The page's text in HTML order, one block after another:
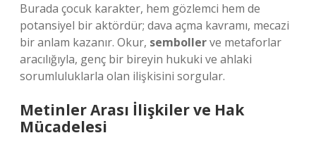
Burada çocuk karakter, hem gözlemci hem de
potansiyel bir aktördür; dava açma kavramı, mecazi
bir anlam kazanır. Okur, sembollerve metaforlar
aracılığıyla, genç bir bireyin hukuki ve ahlaki
sorumluluklarla olan ilişkisini sorgular.
Metinler Arası İlişkiler ve Hak
Mücadelesi